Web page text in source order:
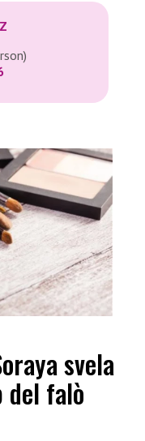
svela
del falò